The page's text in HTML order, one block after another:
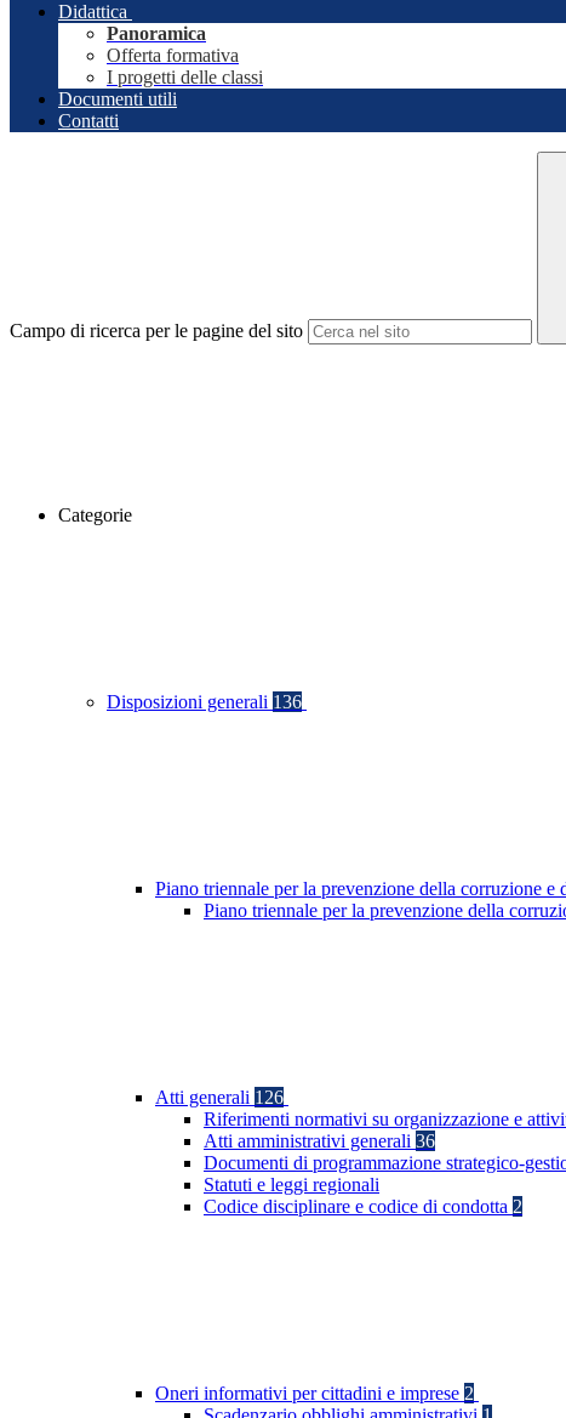
Didattica
Panoramica
Offerta formativa
I progetti delle classi
Documenti utili
Contatti
Campo di ricerca per le pagine del sito
Categorie
Disposizioni generali 136
Piano triennale per la prevenzione della corruzione e
Piano triennale per la prevenzione della
Atti generali 126
Riferimenti normativi su organizzazione e
Atti amministrativi generali 36
Documenti di programmazione strategico-
Statuti e leggi regionali
Codice disciplinare e codice di condotta 2
Oneri informativi per cittadini e imprese 2